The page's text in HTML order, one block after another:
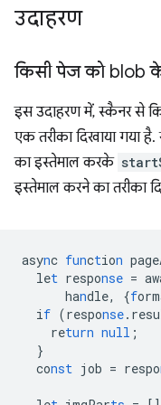
उदाहरण
किसी पेज को blob के
इस उदाहरण में, स्कैनर से
एक तरीका दिखाया गया है.
का इस्तेमाल करके
इस्तेमाल करने का तरीका
async function
let response =
handle, {f
if (response
return null ;
}
const job = respo